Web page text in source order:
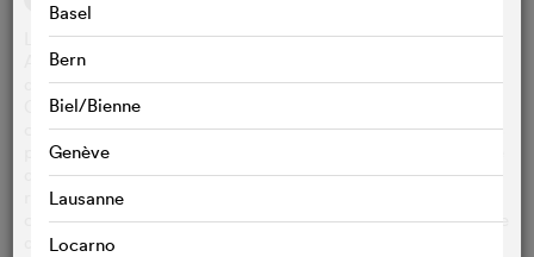
La réalisatrice suisse Sandra Gysi et son collègue égyptien
Ahmed Abdel Mohsen ont réalisé ensemble un
documentaire sur les gares principales de Zurich et du
Caire. Le film comparatif met en évidence les points
communs et les différences : là, la chaleur et la sérénité des
passagers au Caire, ici, la climatisation et l'horaire cadencé
de Zurich, où les gens s'indignent déjà de trois minutes de
retard. Par épisodes, le film se condense en un poème
collectif sur les passages et les passants et la magie globale
des grandes gares.
Basel
Bern
Biel/Bienne
Genève
Lausanne
Locarno